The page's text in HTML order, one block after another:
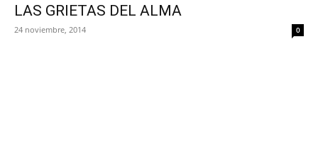
LAS GRIETAS DEL ALMA
24 noviembre, 2014 0